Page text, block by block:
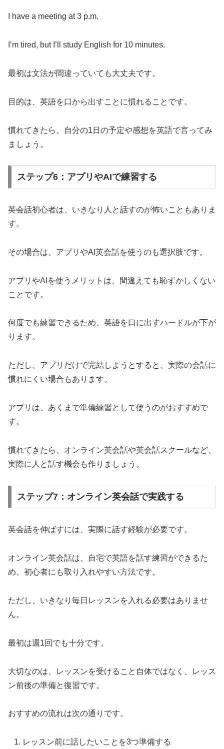
I have a meeting at 3 p.m.
I’m tired, but I’ll study English for 10 minutes.
最初は文法が間違っていても大丈夫です。
目的は、英語を口から出すことに慣れることです。
慣れてきたら、自分の1日の予定や感想を英語で言ってみ
ましょう。
ステップ6：アプリやAIで練習する
英会話初心者は、いきなり人と話すのが怖いこともありま
す。
その場合は、アプリやAI英会話を使うのも選択肢です。
アプリやAIを使うメリットは、間違えても恥ずかしくない
ことです。
何度でも練習できるため、英語を口に出すハードルが下が
ります。
ただし、アプリだけで完結しようとすると、実際の会話に
慣れにくい場合もあります。
アプリは、あくまで準備練習として使うのがおすすめで
す。
慣れてきたら、オンライン英会話や英会話スクールなど、
実際に人と話す機会も作りましょう。
ステップ7：オンライン英会話で実践する
英会話を伸ばすには、実際に話す経験が必要です。
オンライン英会話は、自宅で英語を話す練習ができるた
め、初心者にも取り入れやすい方法です。
ただし、いきなり毎日レッスンを入れる必要はありませ
ん。
最初は週1回でも十分です。
大切なのは、レッスンを受けること自体ではなく、レッス
ン前後の準備と復習です。
おすすめの流れは次の通りです。
レッスン前に話したいことを3つ準備する